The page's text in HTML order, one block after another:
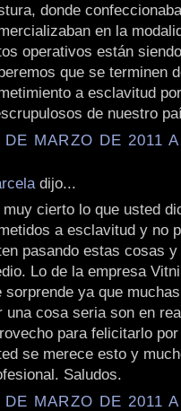
donde
en la
operativos están
que se terminen
a esclavitud
de nuestro
DE MARZO DE 2011
dijo...
muy cierto lo que usted
a esclavitud y no
pasando estas cosas
Lo de la empresa
sorprende ya que
una cosa seria son en
para felicitarlo
se merece esto y
Saludos.
DE MARZO DE 2011